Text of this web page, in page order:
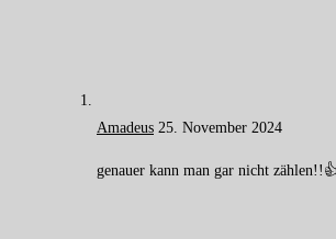
Amadeus 25. November 2024
genauer kann man gar nicht